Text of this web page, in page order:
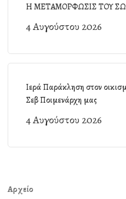
Η ΜΕΤΑΜΟΡΦΩΣΙΣ ΤΟΥ
4 Αυγούστου 2026
Ιερά Παράκληση στον
Σεβ Ποιμενάρχη μας
4 Αυγούστου 2026
Αρχείο